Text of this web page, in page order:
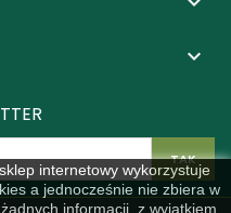

internetowy wykorzystuje
a jednocześnie nie zbiera w
informacji, z wyjątkiem